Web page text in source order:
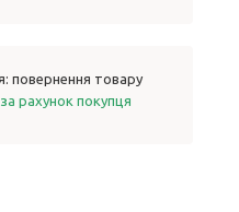
повернення товару
за рахунок покупця